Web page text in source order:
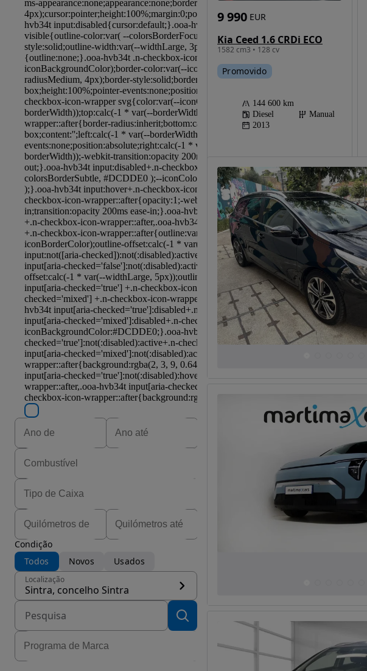
Condição
Todos
Novos Usados
Localização
Sintra, concelho Sintra
Kia Ceed 1.6 CRDi ECO
1582 cm3 • 128 cv
9 990 EUR
Promovido
144 600 km
Diesel
Manual
2013